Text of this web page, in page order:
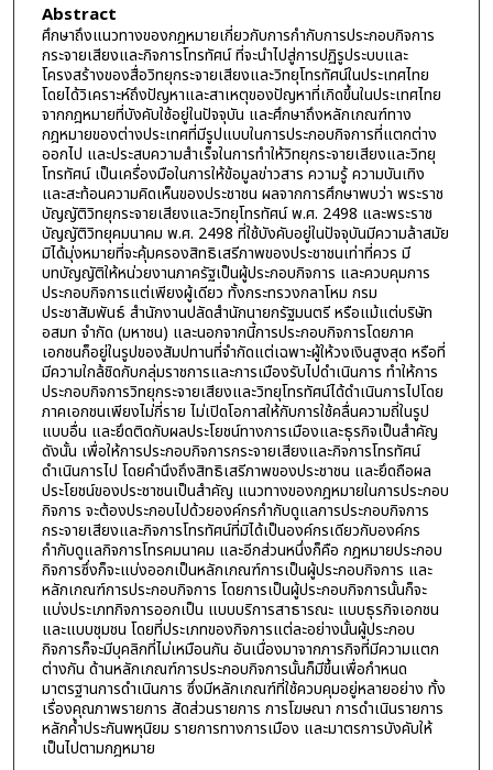
Abstract
ศึกษาถึงแนวทางของกฎหมายเกี่ยวกับการกำกับการประกอบกิจการ
กระจายเสียงและกิจการโทรทัศน์ ที่จะนำไปสู่การปฏิรูประบบและ
โครงสร้างของสื่อวิทยุกระจายเสียงและวิทยุโทรทัศน์ในประเทศไทย
โดยได้วิเคราะห์ถึงปัญหาและสาเหตุของปัญหาที่เกิดขึ้นในประเทศไทย
จากกฎหมายที่บังคับใช้อยู่ในปัจจุบัน และศึกษาถึงหลักเกณฑ์ทาง
กฎหมายของต่างประเทศที่มีรูปแบบในการประกอบกิจการที่แตกต่าง
ออกไป และประสบความสำเร็จในการทำให้วิทยุกระจายเสียงและวิทยุ
โทรทัศน์ เป็นเครื่องมือในการให้ข้อมูลข่าวสาร ความรู้ ความบันเทิง
และสะท้อนความคิดเห็นของประชาชน ผลจากการศึกษาพบว่า พระราช
บัญญัติวิทยุกระจายเสียงและวิทยุโทรทัศน์ พ.ศ. 2498 และพระราช
บัญญัติวิทยุคมนาคม พ.ศ. 2498 ที่ใช้บังคับอยู่ในปัจจุบันมีความล้าสมัย
มิได้มุ่งหมายที่จะคุ้มครองสิทธิเสรีภาพของประชาชนเท่าที่ควร มี
บทบัญญัติให้หน่วยงานภาครัฐเป็นผู้ประกอบกิจการ และควบคุมการ
ประกอบกิจการแต่เพียงผู้เดียว ทั้งกระทรวงกลาโหม กรม
ประชาสัมพันธ์ สำนักงานปลัดสำนักนายกรัฐมนตรี หรือแม้แต่บริษัท
อสมท จำกัด (มหาชน) และนอกจากนี้การประกอบกิจการโดยภาค
เอกชนก็อยู่ในรูปของสัมปทานที่จำกัดแต่เฉพาะผู้ให้วงเงินสูงสุด หรือที่
มีความใกล้ชิดกับกลุ่มราชการและการเมืองรับไปดำเนินการ ทำให้การ
ประกอบกิจการวิทยุกระจายเสียงและวิทยุโทรทัศน์ได้ดำเนินการไปโดย
ภาคเอกชนเพียงไม่กี่ราย ไม่เปิดโอกาสให้กับการใช้คลื่นความถี่ในรูป
แบบอื่น และยึดติดกับผลประโยชน์ทางการเมืองและธุรกิจเป็นสำคัญ
ดังนั้น เพื่อให้การประกอบกิจการกระจายเสียงและกิจการโทรทัศน์
ดำเนินการไป โดยคำนึงถึงสิทธิเสรีภาพของประชาชน และยึดถือผล
ประโยชน์ของประชาชนเป็นสำคัญ แนวทางของกฎหมายในการประกอบ
กิจการ จะต้องประกอบไปด้วยองค์กรกำกับดูแลการประกอบกิจการ
กระจายเสียงและกิจการโทรทัศน์ที่มิได้เป็นองค์กรเดียวกับองค์กร
กำกับดูแลกิจการโทรคมนาคม และอีกส่วนหนึ่งก็คือ กฎหมายประกอบ
กิจการซึ่งก็จะแบ่งออกเป็นหลักเกณฑ์การเป็นผู้ประกอบกิจการ และ
หลักเกณฑ์การประกอบกิจการ โดยการเป็นผู้ประกอบกิจการนั้นก็จะ
แบ่งประเภทกิจการออกเป็น แบบบริการสาธารณะ แบบธุรกิจเอกชน
และแบบชุมชน โดยที่ประเภทของกิจการแต่ละอย่างนั้นผู้ประกอบ
กิจการก็จะมีบุคลิกที่ไม่เหมือนกัน อันเนื่องมาจากภารกิจที่มีความแตก
ต่างกัน ด้านหลักเกณฑ์การประกอบกิจการนั้นก็มีขึ้นเพื่อกำหนด
มาตรฐานการดำเนินการ ซึ่งมีหลักเกณฑ์ที่ใช้ควบคุมอยู่หลายอย่าง ทั้ง
เรื่องคุณภาพรายการ สัดส่วนรายการ การโฆษณา การดำเนินรายการ
หลักค้ำประกันพหุนิยม รายการทางการเมือง และมาตรการบังคับให้
เป็นไปตามกฎหมาย